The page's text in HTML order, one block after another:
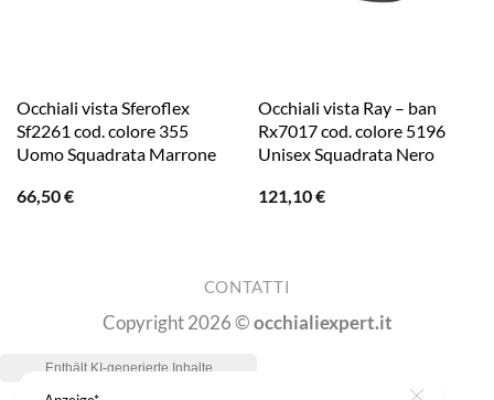
Occhiali vista Sferoflex
Sf2261 cod. colore 355
Uomo Squadrata Marrone
66,50€
Occhiali vista Ray – ban
Rx7017 cod. colore 5196
Unisex Squadrata Nero
121,10€
CONTATTI
Copyright 2026 ©occhialiexpert.it